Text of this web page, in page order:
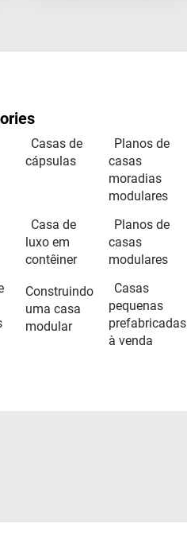
Casas de
cápsulas
Planos de
casas
moradias
modulares
Casa de
luxo em
contêiner
Planos de
casas
modulares
Construindo
uma casa
modular
Casas
pequenas
prefabricadas
à venda